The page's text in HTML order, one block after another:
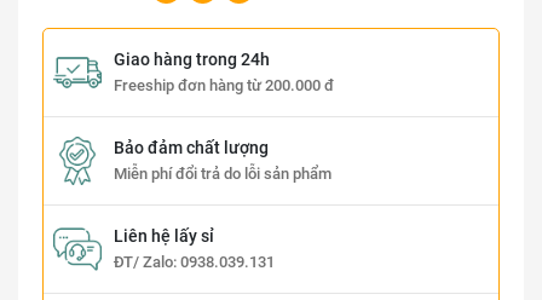
Giao hàng trong 24h
Freeship đơn hàng từ 200.000 đ
Bảo đảm chất lượng
Miễn phí đổi trả do lỗi sản phẩm
Liên hệ lấy sỉ
ĐT/ Zalo: 0938.039.131